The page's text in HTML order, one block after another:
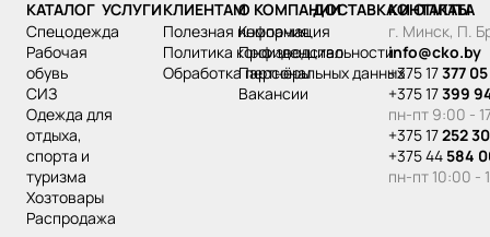
КАТАЛОГ
спецодежда
рабочая
обувь
СИЗ
одежда для
отдыха,
спорта и
туризма
хозтовары
распродажа
УСЛУГИКЛИЕНТАМ
Полезная информация
Политика конфиденциальности
Обработка персональных данных
О КОМПАНИИ
Компания
Производство
Партнёры
Вакансии
ДОСТАВКА И ОПЛАТА
КОНТАКТЫ
г. Минск, П.
info@cko.by
+375 17377
+375 17399
пн-пт 9:00 -
+375 17252
+375 44 584
пн-пт 10:00 -